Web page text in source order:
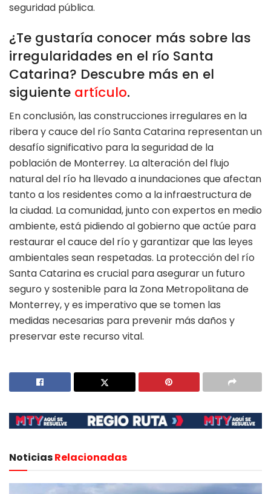
seguridad pública.
¿Te gustaría conocer más sobre las
irregularidades en el río Santa
Catarina? Descubre más en el
siguiente artículo.
En conclusión, las construcciones irregulares en la
ribera y cauce del río Santa Catarina representan un
desafío significativo para la seguridad de la
población de Monterrey. La alteración del flujo
natural del río ha llevado a inundaciones que afectan
tanto a los residentes como a la infraestructura de
la ciudad. La comunidad, junto con expertos en medio
ambiente, está pidiendo al gobierno que actúe para
restaurar el cauce del río y garantizar que las leyes
ambientales sean respetadas. La protección del río
Santa Catarina es crucial para asegurar un futuro
seguro y sostenible para la Zona Metropolitana de
Monterrey, y es imperativo que se tomen las
medidas necesarias para prevenir más daños y
preservar este recurso vital.
NoticiasRelacionadas